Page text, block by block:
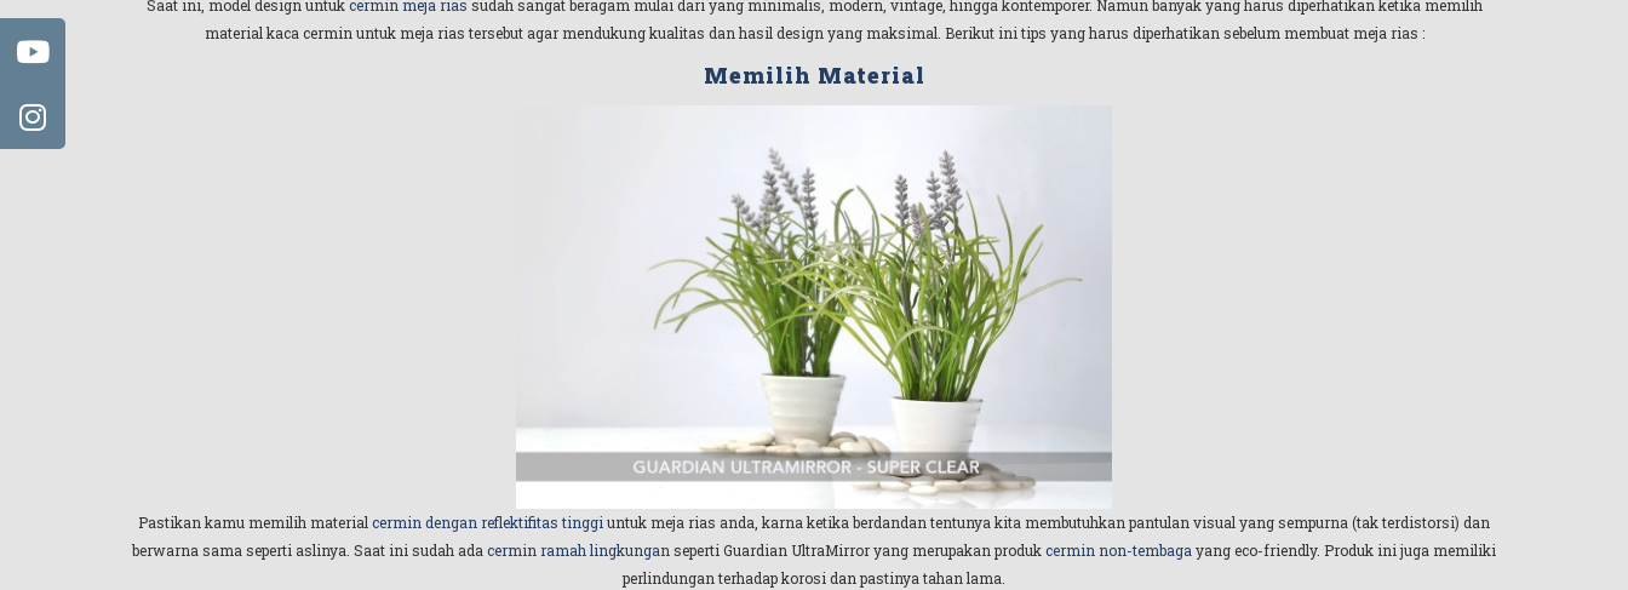
Saat ini, model design untukcermin meja rias sudah sangat beragam mulai dari yang minimalis, modern, vintage, hingga kontemporer. Namun banyak yang harus diperhatikan ketika memilih
material kaca cermin untuk meja rias tersebut agar mendukung kualitas dan hasil design yang maksimal. Berikut ini tips yang harus diperhatikan sebelum membuat meja rias :
Memilih Material
Pastikan kamu memilih materialcermin dengan reflektifitas tinggiuntuk meja rias anda, karna ketika berdandan tentunya kita membutuhkan pantulan visual yang sempurna (tak terdistorsi) dan
berwarna sama seperti aslinya. Saat ini sudah adacermin ramah lingkunganseperti Guardian UltraMirror yang merupakan produkcermin non-tembagayang eco-friendly. Produk ini juga memiliki
perlindungan terhadap korosi dan pastinya tahan lama.